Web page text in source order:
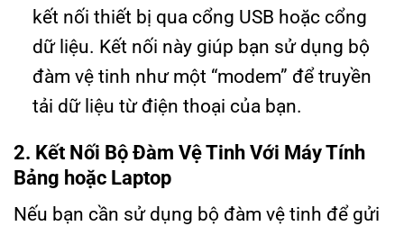
kết nối thiết bị qua cổng USB hoặc cổng
dữ liệu. Kết nối này giúp bạn sử dụng bộ
đàm vệ tinh như một “modem” để truyền
tải dữ liệu từ điện thoại của bạn.
2. Kết Nối Bộ Đàm Vệ Tinh Với Máy Tính
Bảng hoặc Laptop
Nếu bạn cần sử dụng bộ đàm vệ tinh để gửi